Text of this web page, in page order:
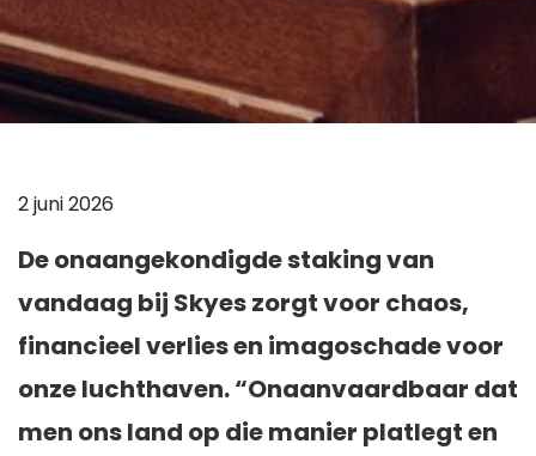
2 juni 2026
De onaangekondigde staking van
vandaag bij Skyes zorgt voor chaos,
financieel verlies en imagoschade voor
onze luchthaven. “Onaanvaardbaar dat
men ons land op die manier platlegt en